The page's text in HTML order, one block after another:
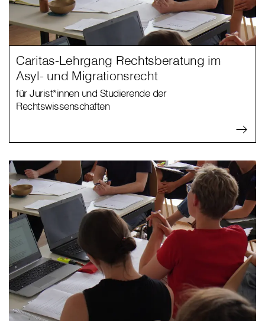
Caritas-Lehrgang Rechtsberatung im
Asyl- und Migrationsrecht
für Jurist*innen und Studierende der
Rechtswissenschaften